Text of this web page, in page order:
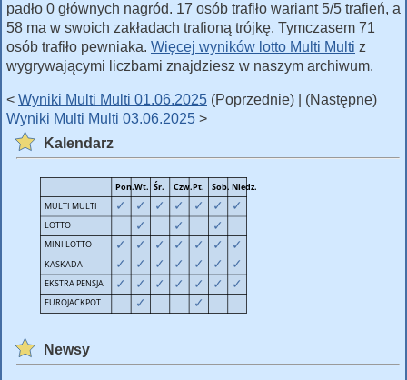
padło 0 głównych nagród. 17 osób trafiło wariant 5/5 trafień, a
58 ma w swoich zakładach trafioną trójkę. Tymczasem 71
osób trafiło pewniaka. Więcej wyników lotto Multi Multi z
wygrywającymi liczbami znajdziesz w naszym archiwum.
< Wyniki Multi Multi 01.06.2025 (Poprzednie) | (Następne)
Wyniki Multi Multi 03.06.2025 >
Kalendarz
Newsy